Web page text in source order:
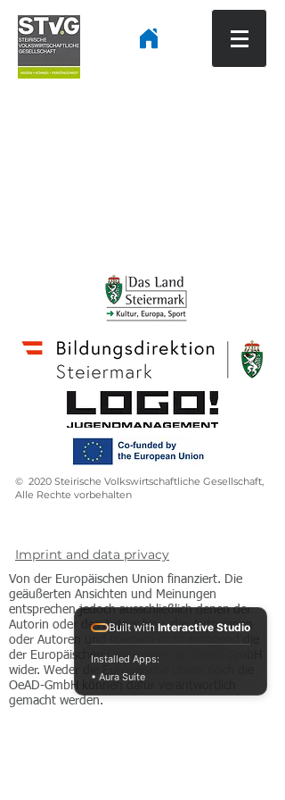
© 2020 Steirische Volkswirtschaftliche Gesellschaft,
Alle Rechte vorbehalten
Imprint and data privacy
Von der Europäischen Union finanziert. Die
geäußerten Ansichten und Meinungen
entsprechen jedoch ausschließlich denen der
Autorin oder des Autors bzw. der Autorinnen
oder Autoren und spiegeln nicht zwingend die
der Europäischen Union oder der OeAD-GmbH
wider. Weder die Europäische Union noch die
OeAD-GmbH können dafür verantwortlich
gemacht werden.
Built with Interactive Studio
Installed Apps:
• Aura Suite